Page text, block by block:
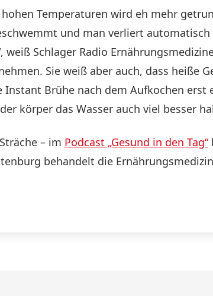
Temperaturen wird eh mehr
und man verliert automatisch
Schlager Radio
Sie weiß aber auch, dass heiße
Brühe nach dem Aufkochen erst
körper das Wasser auch viel besser
– im Podcast „Gesund in den Tag“
behandelt die